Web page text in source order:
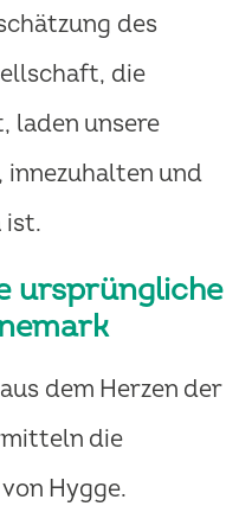
des
die
laden unsere
innezuhalten und
ist.
ursprüngliche
dem Herzen der
die
Hygge.